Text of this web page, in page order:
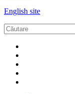
English site